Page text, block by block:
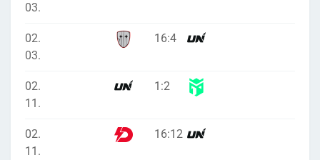
03.
02.
03.
16:4
02.
11.
1 :2
02.
11.
16:12